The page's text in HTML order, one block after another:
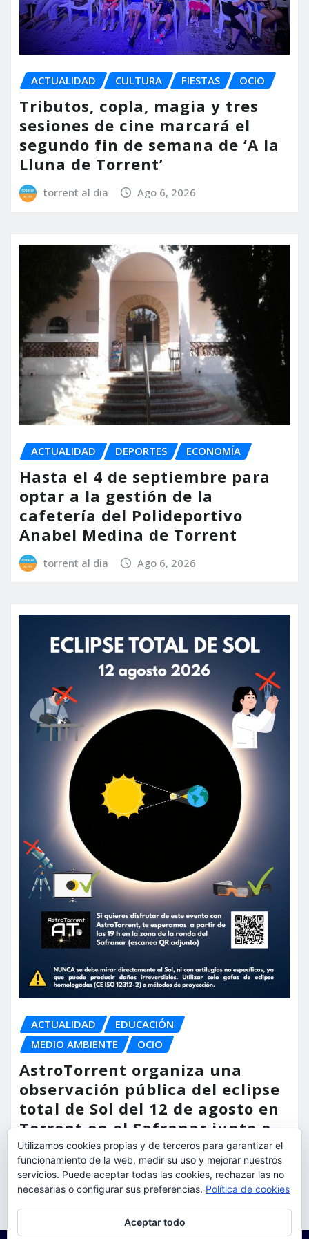
ACTUALIDAD CULTURA FIESTAS OCIO
Tributos, copla, magia y tres
sesiones de cine marcará el
segundo fin de semana de ‘A la
Lluna de Torrent’
torrent al dia Ago 6, 2026
ACTUALIDAD DEPORTES ECONOMÍA
Hasta el 4 de septiembre para
optar a la gestión de la
cafetería del Polideportivo
Anabel Medina de Torrent
torrent al dia Ago 6, 2026
ACTUALIDAD
EDUCACIÓN
MEDIO AMBIENTE
OCIO
AstroTorrent organiza una
observación pública del eclipse
total de Sol del 12 de agosto en
Torrent en el Safranar junto a
las vías del AVE
torrent al dia Ago 5, 2026
Utilizamos cookies propias y de terceros para garantizar el
funcionamiento de la web, medir su uso y mejorar nuestros
servicios. Puede aceptar todas las cookies, rechazar las no
necesarias o configurar sus preferencias. Política de cookies
Aceptar todo